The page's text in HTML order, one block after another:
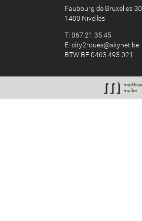
Faubourg de Bruxelles 30
1400 Nivelles
T: 067 21 35 45
E: city2roues@skynet.be
BTW BE 0463.493.021